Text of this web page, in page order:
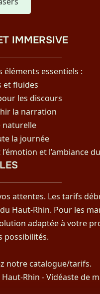
IMMERSIVE
essentiels :
et fluides
les discours
la narration
naturelle
la journée
et l’ambiance
attentes. Les tarifs
Haut-Rhin. Pour les
adaptée à votre
possibilités.
notre catalogue/tarifs.
Rhin -Vidéaste de